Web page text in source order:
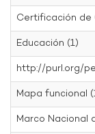
Certificación de
Educación (1)
http://purl.org/
Mapa funcional
Marco Nacional